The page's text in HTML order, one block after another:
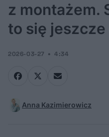
z montażem.
to się jeszcze
2026-03-27 4:34
Anna Kazimierowicz